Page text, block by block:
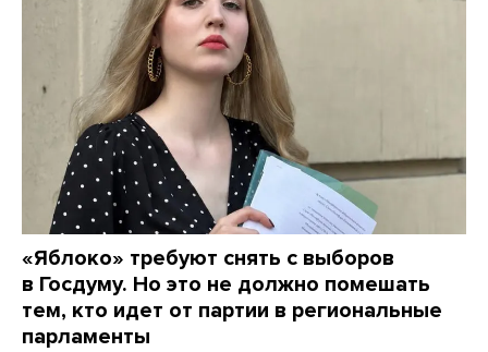
«Яблоко» требуют снять с выборов
в Госдуму. Но это не должно помешать
тем, кто идет от партии в региональные
парламенты